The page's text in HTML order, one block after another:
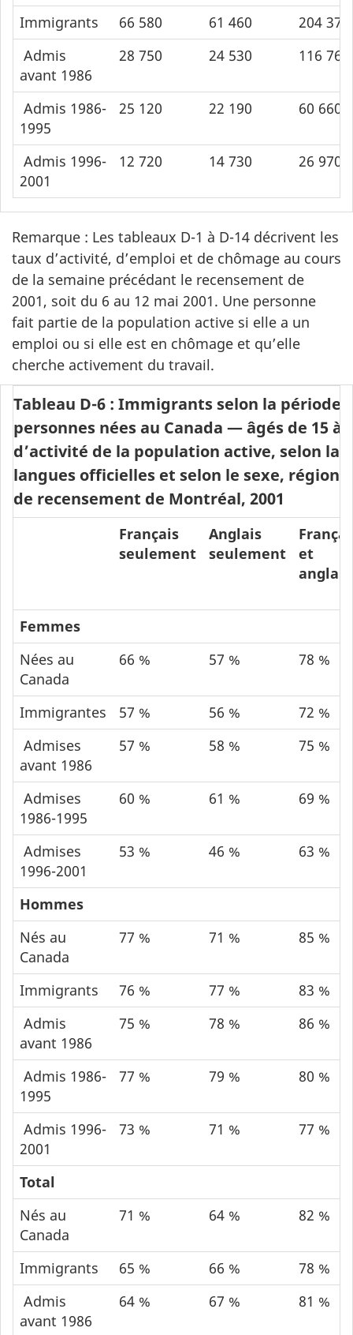
Immigrants 66 580 61 460
204 370
Admis
avant 1986
28 750 24 530 116 760
Admis 1986-
1995
25 120 22 190 60 660
Admis 1996-
2001
12 720 14 730 26 970
Remarque : Les tableaux D-1 à D-14 décrivent les
taux d’activité, d’emploi et de chômage au cours
de la semaine précédant le recensement de
2001, soit du 6 au 12 mai 2001. Une personne
fait partie de la population active si elle a un
emploi ou si elle est en chômage et qu’elle
cherche activement du travail.
Tableau D-6 : Immigrants selon la période
personnes nées au Canada — âgés de 15 à
d’activité de la population active, selon la
langues officielles et selon le sexe, région
de recensement de Montréal, 2001
Français
seulement
Anglais
seulement
et
anglais
Femmes
Nées au
Canada
66 % 57 % 78 %
Immigrantes 57 % 56 %
72 %
Admises
avant 1986
57 % 58 % 75 %
Admises
1986-1995
60 % 61 % 69 %
Admises
1996-2001
53 % 46 % 63 %
Hommes
Nés au
Canada
77 % 71 % 85 %
Immigrants 76 % 77 %
83 %
Admis
avant 1986
75 % 78 % 86 %
Admis 1986-
1995
77 % 79 % 80 %
Admis 1996-
2001
73 % 71 % 77 %
Total
Nés au
Canada
71 % 64 % 82 %
Immigrants 65 % 66 %
78 %
Admis
avant 1986
64 % 67 % 81 %